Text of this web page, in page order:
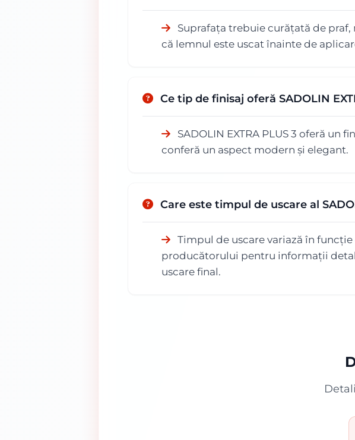
Suprafața trebuie curățată de
că lemnul este uscat înainte de
Ce tip de finisaj oferă SADOLIN
SADOLIN EXTRA PLUS 3 oferă un
conferă un aspect modern și elegant.
Care este timpul de uscare al
Timpul de uscare variază în
producătorului pentru informații
uscare final.